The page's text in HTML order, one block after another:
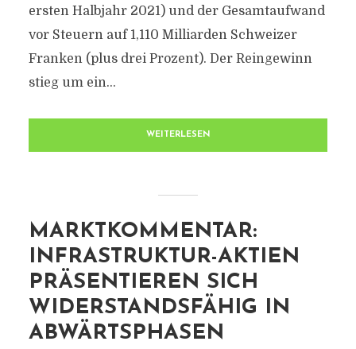
ersten Halbjahr 2021) und der Gesamtaufwand
vor Steuern auf 1,110 Milliarden Schweizer
Franken (plus drei Prozent). Der Reingewinn
stieg um ein...
WEITERLESEN
MARKTKOMMENTAR:
INFRASTRUKTUR-AKTIEN
PRÄSENTIEREN SICH
WIDERSTANDSFÄHIG IN
ABWÄRTSPHASEN